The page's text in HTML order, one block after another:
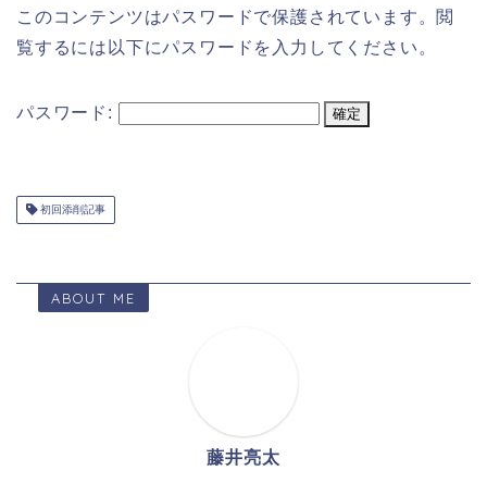
このコンテンツはパスワードで保護されています。閲
覧するには以下にパスワードを入力してください。
パスワード:
初回添削記事
ABOUT ME
藤井亮太